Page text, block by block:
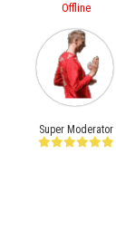
Offline
Super Moderator